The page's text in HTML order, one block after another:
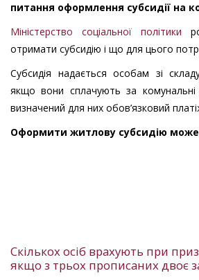
питання оформлення субсидії на
Міністерство соціальної політики
отримати субсидію і що для цього
Субсидія надається особам зі
якщо вони сплачують за комунальні
визначений для них обов’язковий
Оформити житлову субсидію
Скількох осіб врахують при
якщо з трьох прописаних двоє